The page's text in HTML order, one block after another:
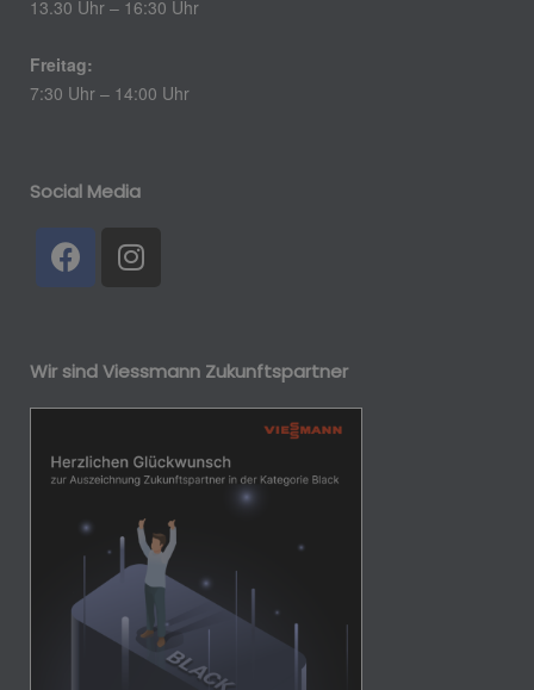
13.30 Uhr – 16:30 Uhr
Freitag:
7:30 Uhr – 14:00 Uhr
Social Media
Wir sind Viessmann Zukunftspartner